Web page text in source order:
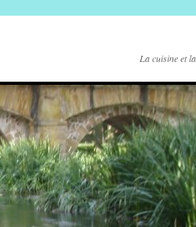
La cuisine et